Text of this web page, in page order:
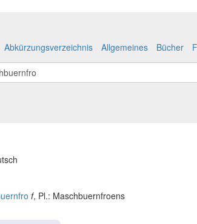
Abkürzungsverzeichnis Allgemeines Bücher
f, Pl.: Maschbuernfroens